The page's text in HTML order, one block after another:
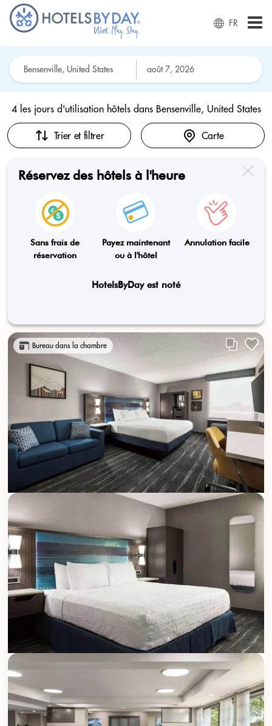
FR
4 les jours d'utilisation hôtels dans Bensenville, United States
Trier et filtrer Carte
Réservez des hôtels à l'heure
Sans frais de
réservation
Payez maintenant
ou à l'hôtel
Annulation facile
HotelsByDay est noté
Bureau dans la chambre